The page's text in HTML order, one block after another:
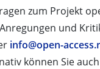
zum Projekt
und
info@open-
können Sie